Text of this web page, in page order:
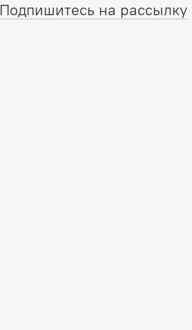
Подпишитесь на рассылку